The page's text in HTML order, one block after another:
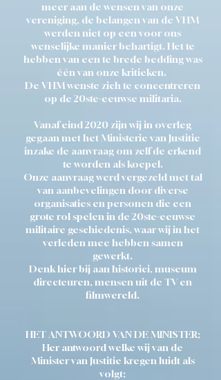
meer aan de wensen van onze
vereniging, de belangen van de VHM
werden niet op een voor ons
wenselijke manier behartigt. Het te
hebben van een te brede bedding was
één van onze kritieken.
De VHM wenste zich te concentreren
op de 20ste-eeuwse militaria.
Vanaf eind 2020 zijn wij in overleg
gegaan met het Ministerie van Justitie
inzake de aanvraag om zelf de erkend
te worden als koepel.
Onze aanvraag werd vergezeld met tal
van aanbevelingen door diverse
organisaties en personen die een
grote rol spelen in de 20ste-eeuwse
militaire geschiedenis, waar wij in het
verleden mee hebben samen
gewerkt.
Denk hier bij aan historici, museum
directeuren, mensen uit de TV en
filmwereld.
HET ANTWOORD VAN DE MINISTER;
Her antwoord welke wij van de
Minister van Justitie kregen luidt als
volgt;